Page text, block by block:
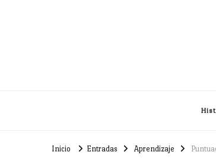
Inicio Entradas Aprendizaje